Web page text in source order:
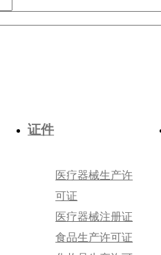
证件
医疗器械生产许
可证
医疗器械注册证
食品生产许可证